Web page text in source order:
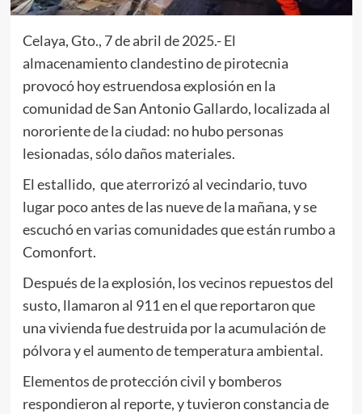
Celaya, Gto., 7 de abril de 2025.- El
almacenamiento clandestino de pirotecnia
provocó hoy estruendosa explosión en la
comunidad de San Antonio Gallardo, localizada al
nororiente de la ciudad: no hubo personas
lesionadas, sólo daños materiales.
El estallido, que aterrorizó al vecindario, tuvo
lugar poco antes de las nueve de la mañana, y se
escuchó en varias comunidades que están rumbo a
Comonfort.
Después de la explosión, los vecinos repuestos del
susto, llamaron al 911 en el que reportaron que
una vivienda fue destruida por la acumulación de
pólvora y el aumento de temperatura ambiental.
Elementos de protección civil y bomberos
respondieron al reporte, y tuvieron constancia de